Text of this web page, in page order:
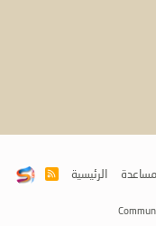
مساعدة الرئيسية
R